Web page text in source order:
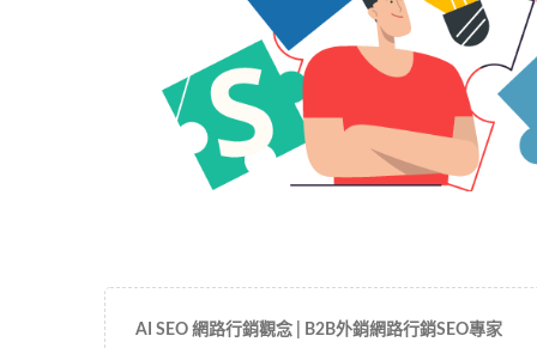
AI SEO 網路行銷觀念 | B2B外銷網路行銷SEO專家